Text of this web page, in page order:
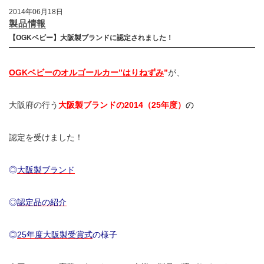
2014年06月18日
製品情報
【OGKベビー】大阪製ブランドに認定されました！
OGKベビーのオルゴールカー”はりねずみ”が、
大阪府の行う大阪製ブランドの2014（25年度） の
認定を受けました！
◎大阪製ブランド
◎認定品の紹介
◎25年度大阪製受賞式の様子